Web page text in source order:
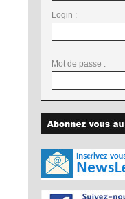
Login :
Mot de passe :